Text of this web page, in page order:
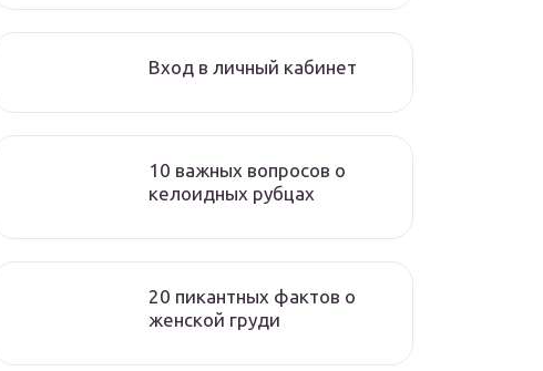
Вход в личный кабинет
10 важных вопросов о
келоидных рубцах
20 пикантных фактов о
женской груди